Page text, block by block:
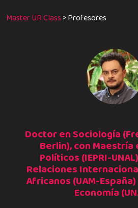
Master UR Class>Profesores
Doctor en Sociología
Berlin), con Maestría
Políticos (IEPRI-
Relaciones
Africanos (UAM-
Economía